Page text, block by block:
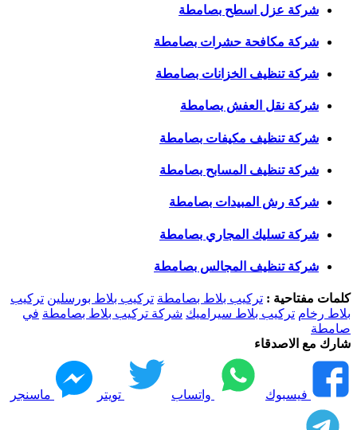
شركة عزل اسطح بصامطة
شركة مكافحة حشرات بصامطة
شركة تنظيف الخزانات بصامطة
شركة نقل العفش بصامطة
شركة تنظيف مكيفات بصامطة
شركة تنظيف المسابح بصامطة
شركة رش المبيدات بصامطة
شركة تسليك المجاري بصامطة
شركة تنظيف المجالس بصامطة
كلمات مفتاحية : تركيب بلاط بصامطة تركيب بلاط بورسلين تركيب
بلاط رخام تركيب بلاط سيراميك شركة تركيب بلاط بصامطة في
صامطة
شارك مع الاصدقاء
فيسبوك واتساب تويتر ماسنجر